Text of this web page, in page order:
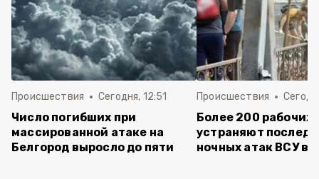
Происшествия Сегодня, 12:51
Число погибших при
массированной атаке на
Белгород выросло до пяти
Происшествия
Более 200 рабочих
устраняют
ночных атак ВСУ в